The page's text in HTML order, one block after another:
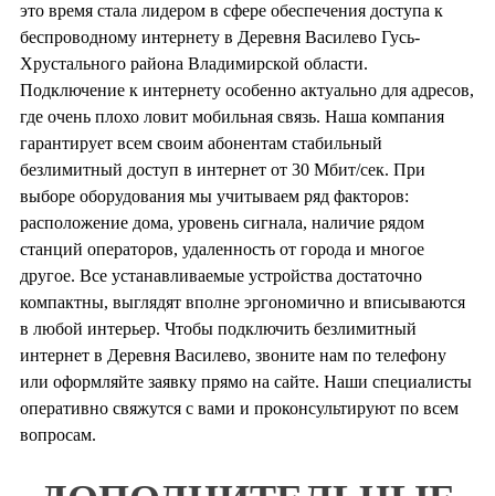
это время стала лидером в сфере обеспечения доступа к
беспроводному интернету в Деревня Василево Гусь-
Хрустального района Владимирской области.
Подключение к интернету особенно актуально для адресов,
где очень плохо ловит мобильная связь. Наша компания
гарантирует всем своим абонентам стабильный
безлимитный доступ в интернет от 30 Мбит/сек. При
выборе оборудования мы учитываем ряд факторов:
расположение дома, уровень сигнала, наличие рядом
станций операторов, удаленность от города и многое
другое. Все устанавливаемые устройства достаточно
компактны, выглядят вполне эргономично и вписываются
в любой интерьер. Чтобы подключить безлимитный
интернет в Деревня Василево, звоните нам по телефону
или оформляйте заявку прямо на сайте. Наши специалисты
оперативно свяжутся с вами и проконсультируют по всем
вопросам.